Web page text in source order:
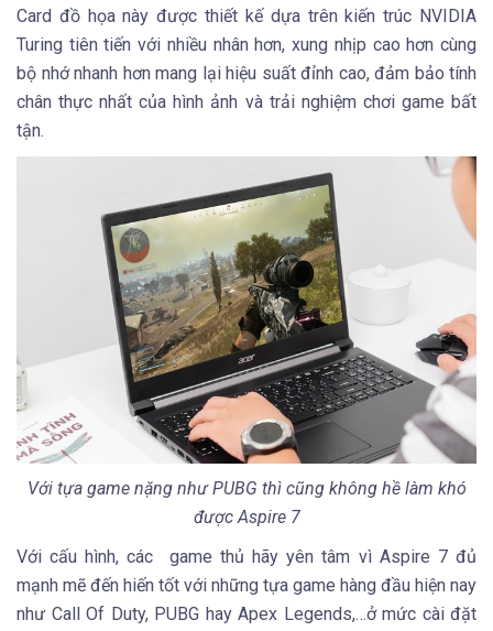
Card đồ họa này được thiết kế dựa trên kiến trúc NVIDIA
Turing tiên tiến với nhiều nhân hơn, xung nhịp cao hơn cùng
bộ nhớ nhanh hơn mang lại hiệu suất đỉnh cao, đảm bảo tính
chân thực nhất của hình ảnh và trải nghiệm chơi game bất
tận.
Với tựa game nặng như PUBG thì cũng không hề làm khó
được Aspire 7
Với cấu hình, các game thủ hãy yên tâm vì Aspire 7 đủ
mạnh mẽ đến hiến tốt với những tựa game hàng đầu hiện nay
như Call Of Duty, PUBG hay Apex Legends,…ở mức cài đặt